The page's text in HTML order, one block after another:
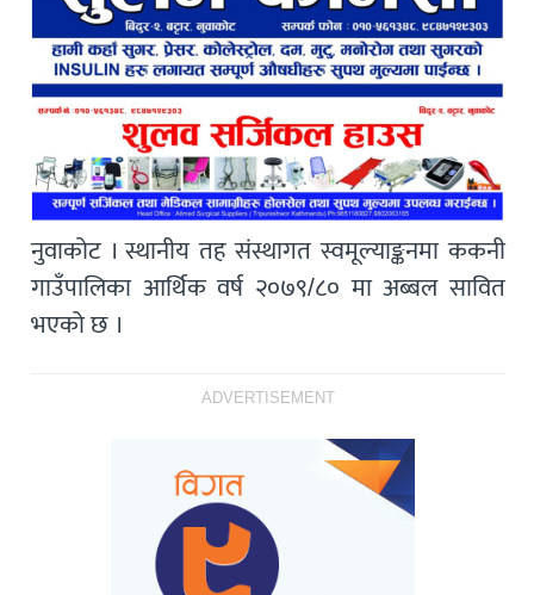
नुवाकोट । स्थानीय तह संस्थागत स्वमूल्याङ्कनमा ककनी
गाउँपालिका आर्थिक वर्ष २०७९/८० मा अब्बल सावित
भएको छ ।
ADVERTISEMENT